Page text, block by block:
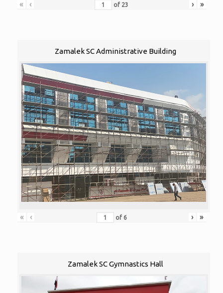
«
‹ of 23 › »
Zamalek SC Administrative Building
« ‹ of 6 › »
Zamalek SC Gymnastics Hall